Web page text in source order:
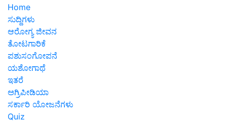
Home
ಸುದ್ದಿಗಳು
ಆರೋಗ್ಯ ಜೀವನ
ತೋಟಗಾರಿಕೆ
ಪಶುಸಂಗೋಪನೆ
ಯಶೋಗಾಥೆ
ಇತರೆ
ಅಗ್ರಿಪೀಡಿಯಾ
ಸರ್ಕಾರಿ ಯೋಜನೆಗಳು
Quiz